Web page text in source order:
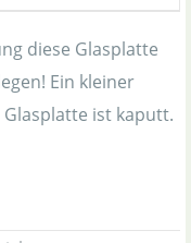
diese Glasplatte
Ein kleiner
ist kaputt.